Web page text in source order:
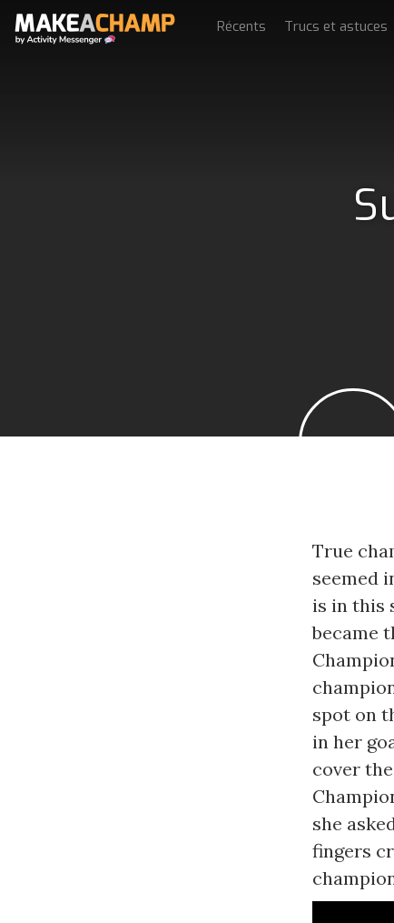
Récents Trucs et astuces
True
seemed
is in this
became
spot on
in her
cover
she
fingers